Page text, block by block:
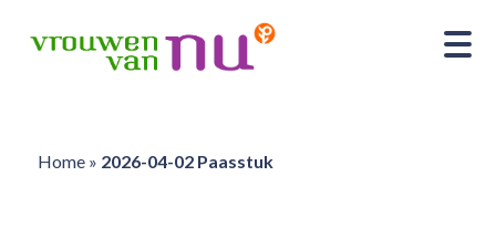
Home» 2026-04-02 Paasstuk